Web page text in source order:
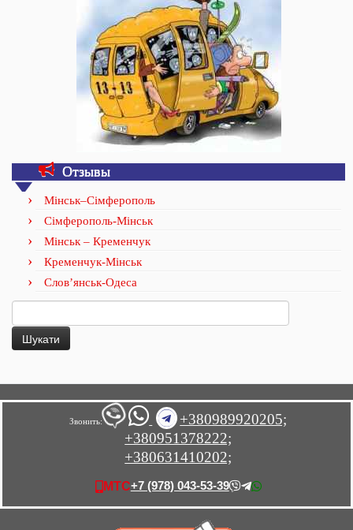
Отзывы
Мінськ–Сімферополь
Сімферополь-Мінськ
Мінськ – Кременчук
Кременчук-Мінськ
Слов’янськ-Одеса
Звонить:
+380989920205;
+380951378222;
+380631410202;
МТС+7 (978) 043-53-39